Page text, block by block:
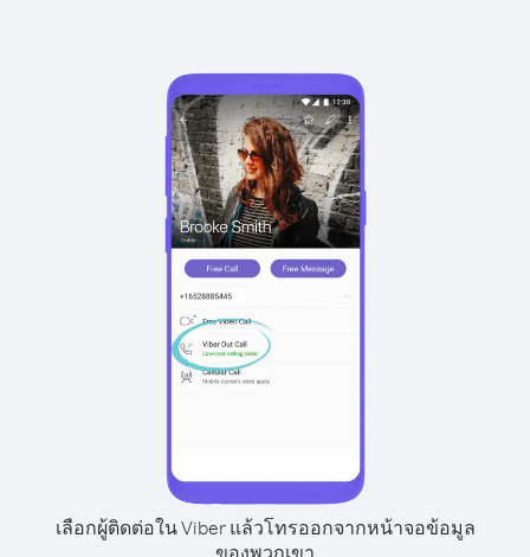
เลือกผู้ติดต่อใน Viber แล้วโทรออกจากหน้าจอข้อมูล
ของพวกเขา